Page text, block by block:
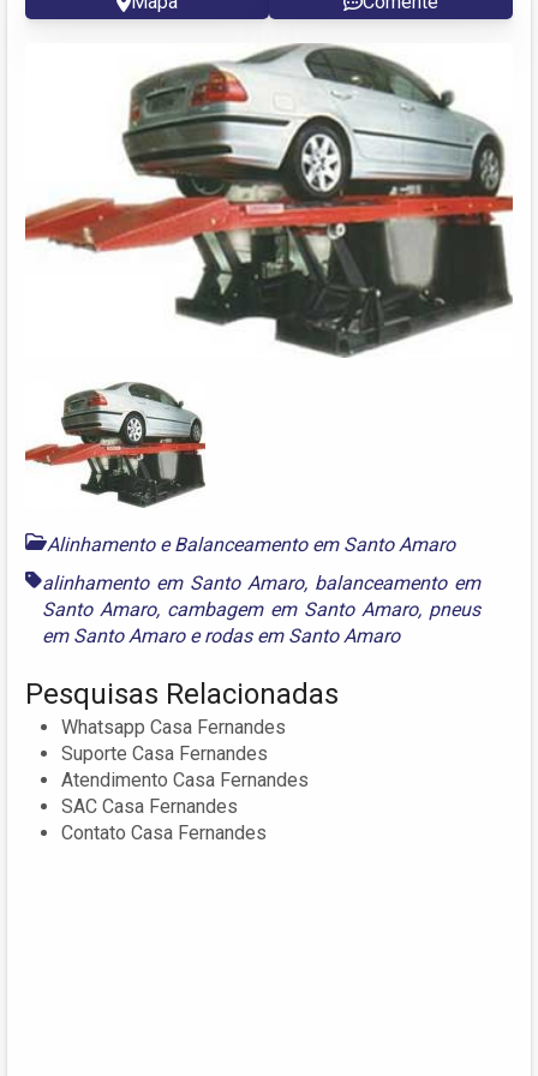
Alinhamento e Balanceamento em Santo Amaro
alinhamento em Santo Amaro, balanceamento em
Santo Amaro, cambagem em Santo Amaro, pneus
em Santo Amaroerodas em Santo Amaro
Pesquisas Relacionadas
Whatsapp Casa Fernandes
Suporte Casa Fernandes
Atendimento Casa Fernandes
SAC Casa Fernandes
Contato Casa Fernandes